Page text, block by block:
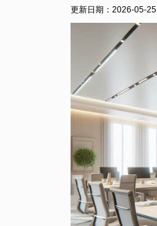
更新日期： 2026-05-25